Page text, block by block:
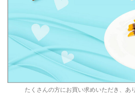
たくさんの方にお買い求めいただき、あ